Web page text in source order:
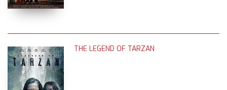
THE LEGEND OF TARZAN